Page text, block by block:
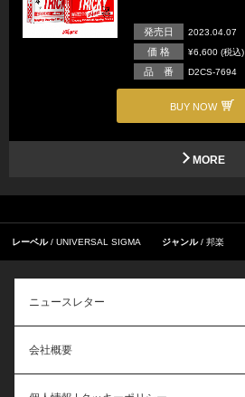
発売日 2023.04.07
価 格 ¥6,600 (税込)
品 番 D2CS-7694
BUY NOW
MORE
レーベル UNIVERSAL SIGMA ジャンル 邦楽
ニュースレター
会社概要